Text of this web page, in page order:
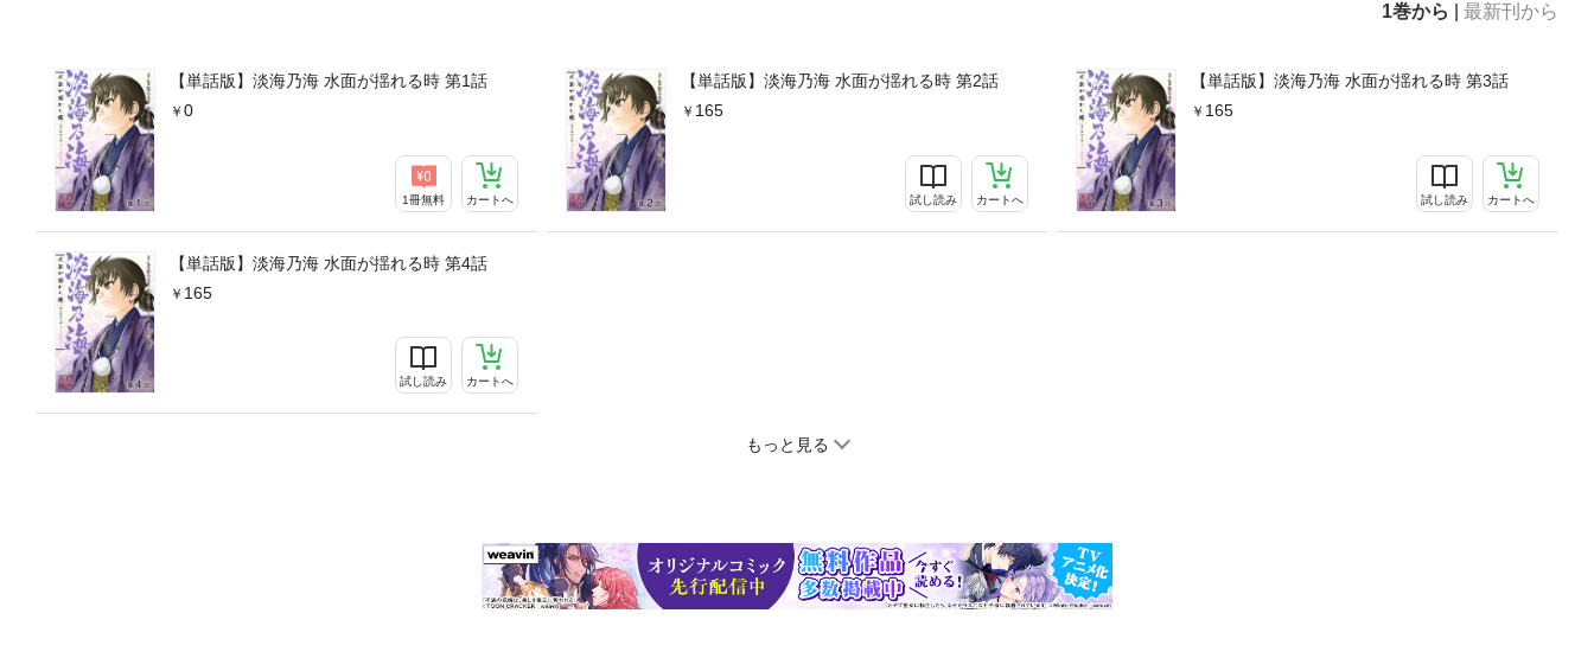
1巻から 最新刊から
【単話版】淡海乃海 水面が揺れる時 第1話
0
1冊無料 カートへ
【単話版】淡海乃海 水面が揺れる時 第2話
165
試し読み カートへ
【単話版】淡海乃海 水面が揺れる時 第3話
165
試し読み カートへ
【単話版】淡海乃海 水面が揺れる時 第4話
165
試し読み カートへ
もっと見る